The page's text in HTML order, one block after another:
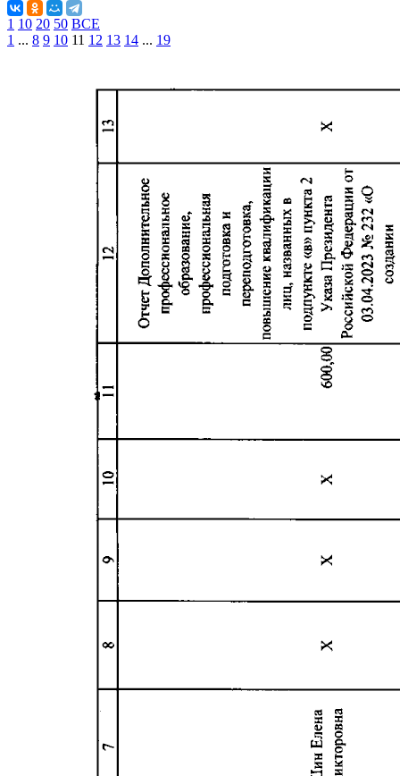
1 10 20 50 ВСЕ
1 ... 8 9 10 11 12 13 14 ... 19